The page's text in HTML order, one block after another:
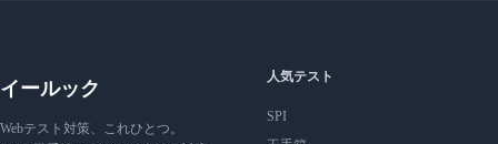
イールック
Webテスト対策、これひとつ。
人気テスト
SPI